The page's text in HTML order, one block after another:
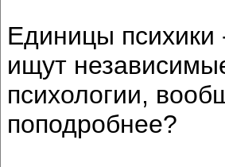
Единицы психики
ищут
психологии,
поподробнее?